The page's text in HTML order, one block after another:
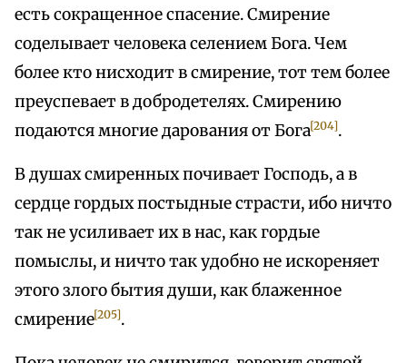
есть сокращенное спасение. Смирение
соделывает человека селением Бога. Чем
более кто нисходит в смирение, тот тем более
преуспевает в добродетелях. Смирению
подаются многие дарования от Бога[204].
В душах смиренных почивает Господь, а в
сердце гордых постыдные страсти, ибо ничто
так не усиливает их в нас, как гордые
помыслы, и ничто так удобно не искореняет
этого злого бытия души, как блаженное
смирение[205].